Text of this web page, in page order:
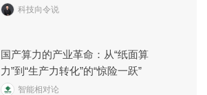
科技向令说
国产算力的产业革命：从“纸面算
力”到“生产力转化”的“惊险一跃”
智能相对论